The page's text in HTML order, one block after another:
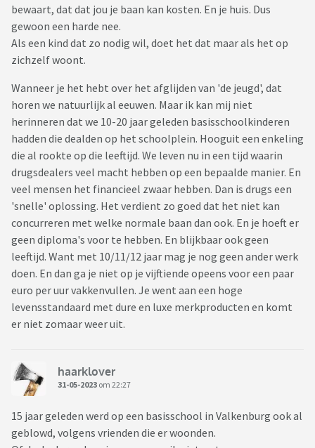
bewaart, dat dat jou je baan kan kosten. En je huis. Dus
gewoon een harde nee.
Als een kind dat zo nodig wil, doet het dat maar als het op
zichzelf woont.
Wanneer je het hebt over het afglijden van 'de jeugd', dat
horen we natuurlijk al eeuwen. Maar ik kan mij niet
herinneren dat we 10-20 jaar geleden basisschoolkinderen
hadden die dealden op het schoolplein. Hooguit een enkeling
die al rookte op die leeftijd. We leven nu in een tijd waarin
drugsdealers veel macht hebben op een bepaalde manier. En
veel mensen het financieel zwaar hebben. Dan is drugs een
'snelle' oplossing. Het verdient zo goed dat het niet kan
concurreren met welke normale baan dan ook. En je hoeft er
geen diploma's voor te hebben. En blijkbaar ook geen
leeftijd. Want met 10/11/12 jaar mag je nog geen ander werk
doen. En dan ga je niet op je vijftiende opeens voor een paar
euro per uur vakkenvullen. Je went aan een hoge
levensstandaard met dure en luxe merkproducten en komt
er niet zomaar weer uit.
haarklover
31-05-2023 om 22:27
15 jaar geleden werd op een basisschool in Valkenburg ook al
geblowd, volgens vrienden die er woonden.